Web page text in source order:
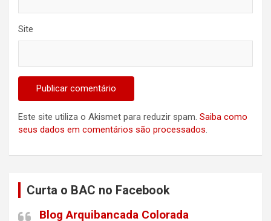
Site
Este site utiliza o Akismet para reduzir spam. Saiba como
seus dados em comentários são processados.
Curta o BAC no Facebook
Blog Arquibancada Colorada